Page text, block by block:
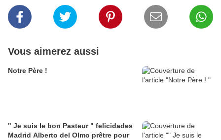
Vous aimerez aussi
Notre Père !
" Je suis le bon Pasteur " felicidades
Madrid Alberto del Olmo prêtre pour